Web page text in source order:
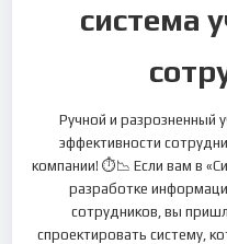
система
Ручной и разрозненный
эффективности
компании! ⏱️📉 Если вам в
разработке
сотрудников, вы
спроектировать систему,